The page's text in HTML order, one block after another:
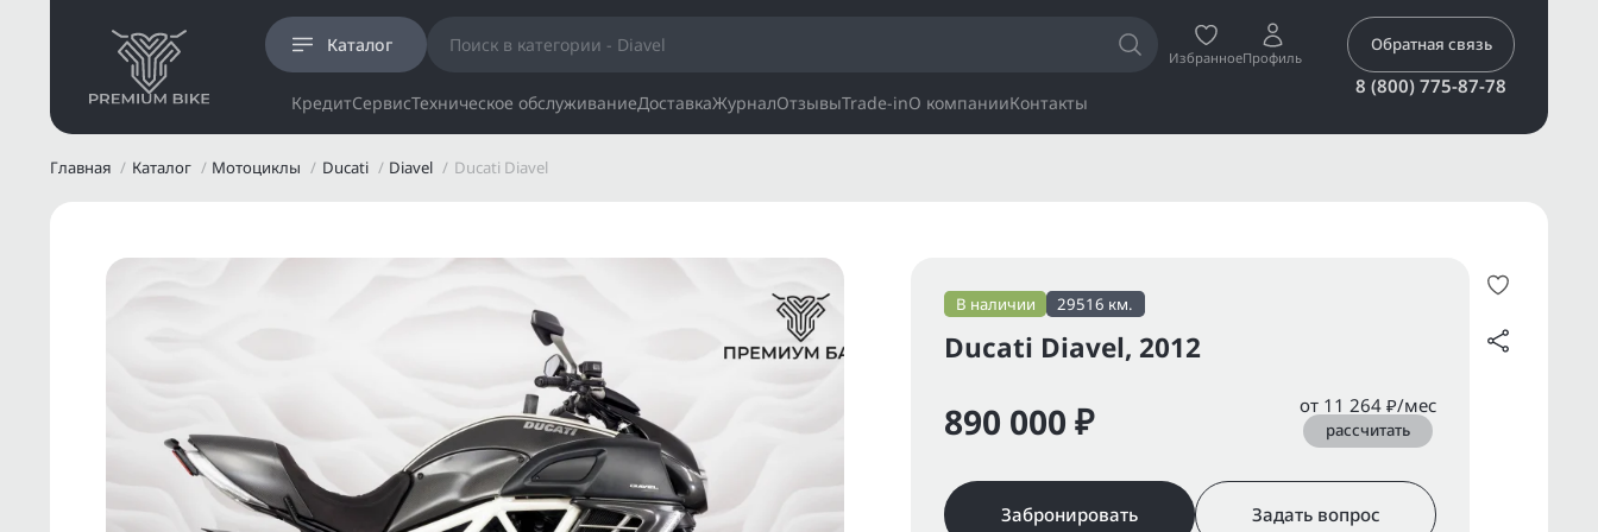
Каталог
ИзбранноеПрофиль
КредитСервисТехническое обслуживаниеДоставкаЖурналОтзывыTrade-inО компанииКонтакты
Обратная связь
8 (800) 775-87-78
Главная Каталог Мотоциклы Ducati Diavel Ducati Diavel
Ducati Diavel, 2012
В наличии 29516 км.
890 000 ₽ от 11 264 ₽/мес
рассчитать
Забронировать Задать вопрос